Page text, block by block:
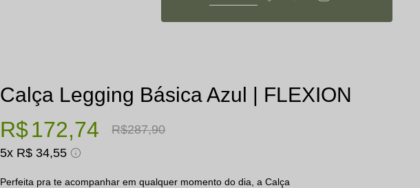
Calça Legging Básica Azul | FLEXION
R$ 287,90
R$ 172,74
5x R$ 34,55
Perfeita pra te acompanhar em qualquer momento do dia, a Calça